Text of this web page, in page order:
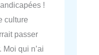
!
culture
passer
qui n’ai